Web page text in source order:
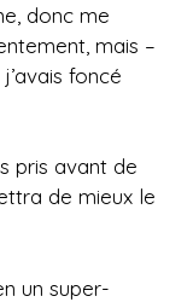
donc me
mais –
foncé
pris avant de
de mieux le
un super-